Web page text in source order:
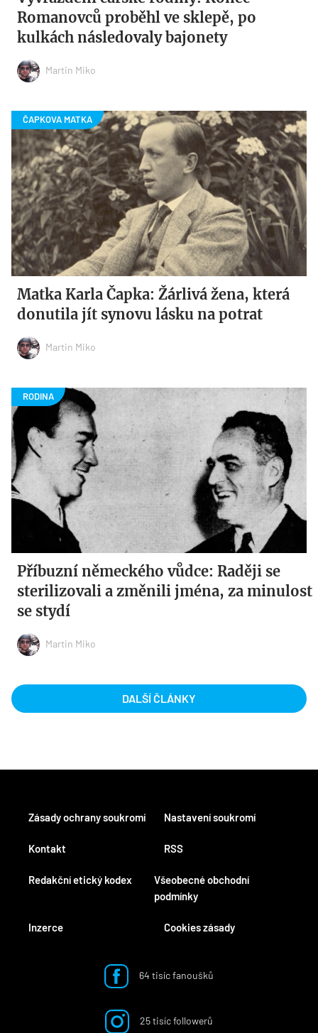
Romanovců proběhl ve sklepě, po
kulkách následovaly bajonety
Martin Miko
Matka Karla Čapka: Žárlivá žena, která
donutila jít synovu lásku na potrat
Martin Miko
Příbuzní německého vůdce: Raději se
sterilizovali a změnili jména, za minulost
se stydí
Martin Miko
DALŠÍ ČLÁNKY
Kontakt
Redakční etický kodex
Inzerce
RSS
Všeobecné obchodní
podmínky
Cookies zásady
Zásady ochrany soukromí Nastavení soukromí
64 tisíc fanoušků
25 tisíc followerů